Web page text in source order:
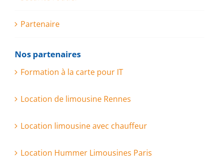
Partenaire
Nos partenaires
Formation à la carte pour IT
Location de limousine Rennes
Location limousine avec chauffeur
Location Hummer Limousines Paris